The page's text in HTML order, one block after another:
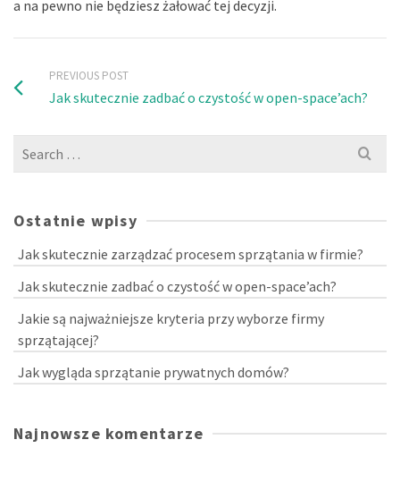
a na pewno nie będziesz żałować tej decyzji.
PREVIOUS POST
Jak skutecznie zadbać o czystość w open-space’ach?
Ostatnie wpisy
Jak skutecznie zarządzać procesem sprzątania w firmie?
Jak skutecznie zadbać o czystość w open-space’ach?
Jakie są najważniejsze kryteria przy wyborze firmy
sprzątającej?
Jak wygląda sprzątanie prywatnych domów?
Najnowsze komentarze